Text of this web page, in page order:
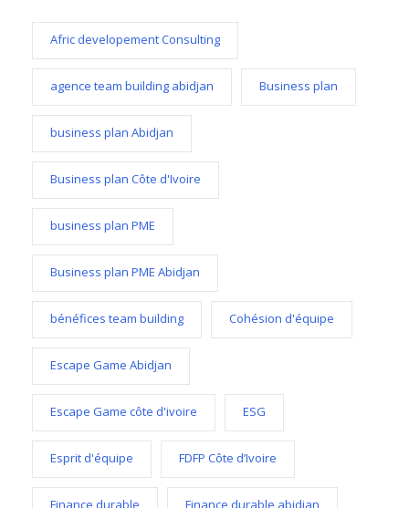
Afric developement Consulting
agence team building abidjan Business plan
business plan Abidjan
Business plan Côte d'Ivoire
business plan PME
Business plan PME Abidjan
bénéfices team building Cohésion d'équipe
Escape Game Abidjan
Escape Game côte d'ivoire ESG
Esprit d'équipe FDFP Côte d’Ivoire
Finance durable Finance durable abidjan